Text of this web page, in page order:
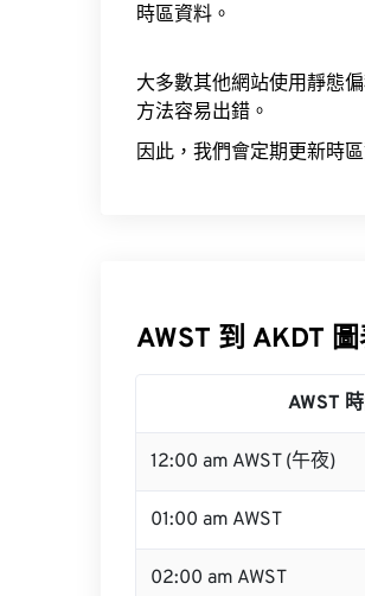
時區資料。
大多數其他網站使用靜態
方法容易出錯。
因此，我們會定期更新時
AWST 到 AKDT
AWST
12:00 am AWST (午夜)
01:00 am AWST
02:00 am AWST